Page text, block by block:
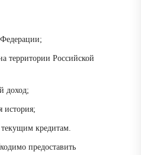
территории Российской
доход;
история;
текущим кредитам.
предоставить